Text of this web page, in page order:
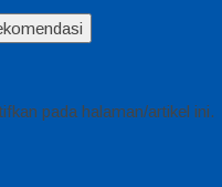
pada halaman/artikel ini.